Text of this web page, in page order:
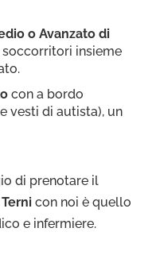
o Avanzato di
insieme
con a bordo
vesti di autista), un
di prenotare il
con noi è quello
e infermiere.